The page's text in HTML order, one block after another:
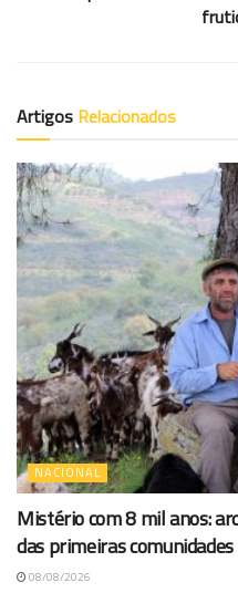
Artigos Relacionados
NACIONAL
Mistério com 8 mil anos:
das primeiras
08/08/2026